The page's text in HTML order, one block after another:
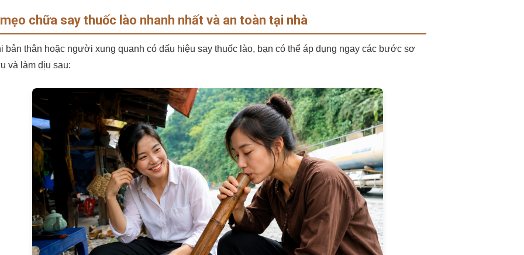
chữa say thuốc lào nhanh nhất và an toàn tại nhà
bản thân hoặc người xung quanh có dấu hiệu say thuốc lào, bạn có thể áp dụng ngay các bước sơ
và làm dịu sau: